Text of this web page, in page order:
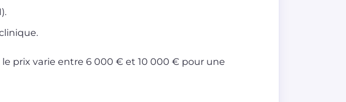
prix varie entre 6 000 € et 10 000 € pour une